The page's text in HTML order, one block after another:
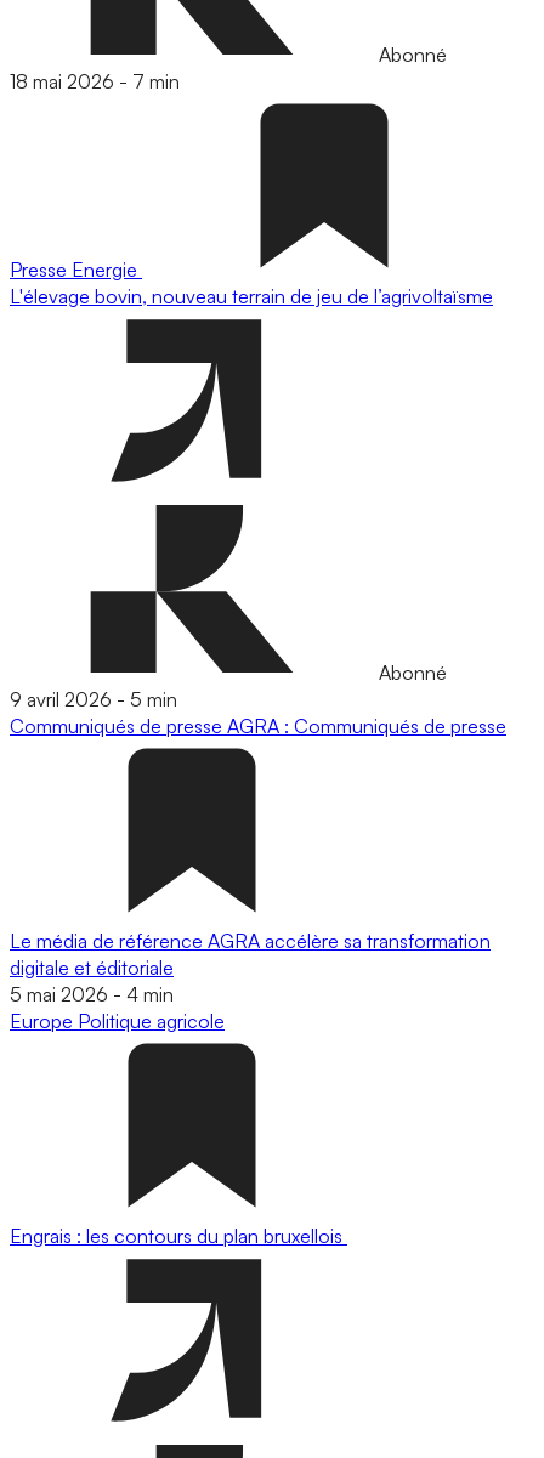
Abonné
18 mai 2026 - 7 min
Presse Energie
L'élevage bovin, nouveau terrain de jeu de l’agrivoltaïsme
Abonné
9 avril 2026 - 5 min
Communiqués de presse AGRA : Communiqués de presse
Le média de référence AGRA accélère sa transformation
digitale et éditoriale
5 mai 2026 - 4 min
Europe Politique agricole
Engrais : les contours du plan bruxellois